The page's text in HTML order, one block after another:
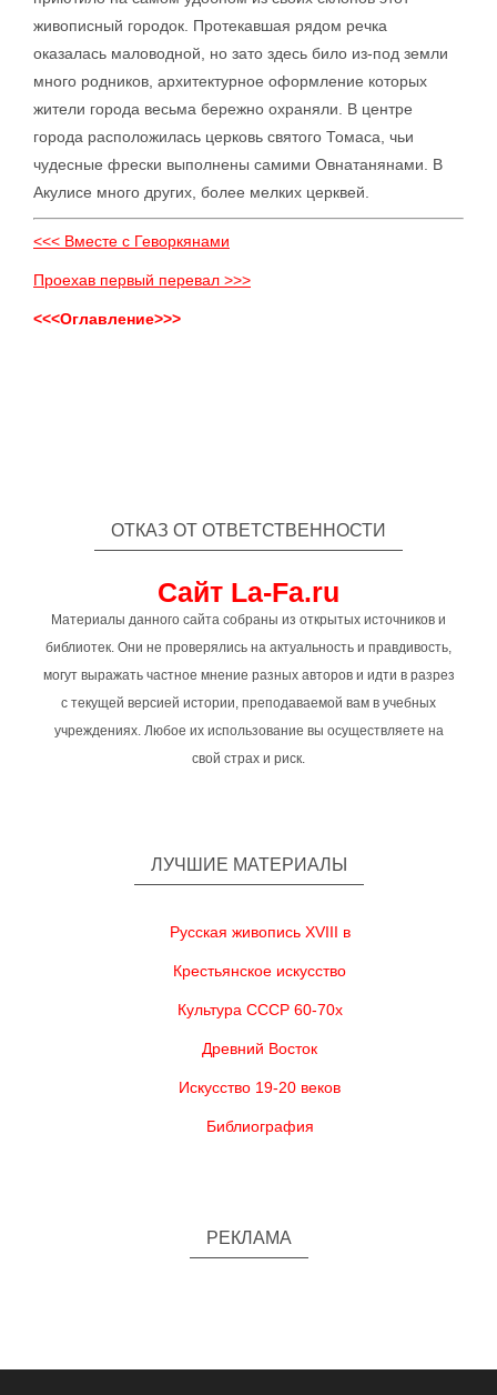
живописный городок. Протекавшая рядом речка
оказалась маловодной, но зато здесь било из-под земли
много родников, архитектурное оформление которых
жители города весьма бережно охраняли. В центре
города расположилась церковь святого Томаса, чьи
чудесные фрески выполнены самими Овнатанянами. В
Акулисе много других, более мелких церквей.
<<< Вместе с Геворкянами
Проехав первый перевал >>>
<<<Оглавление>>>
ОТКАЗ ОТ ОТВЕТСТВЕННОСТИ
Сайт La-Fa.ru
Материалы данного сайта собраны из открытых источников и
библиотек. Они не проверялись на актуальность и правдивость,
могут выражать частное мнение разных авторов и идти в разрез
с текущей версией истории, преподаваемой вам в учебных
учреждениях. Любое их использование вы осуществляете на
свой страх и риск.
ЛУЧШИЕ МАТЕРИАЛЫ
Русская живопись XVIII в
Крестьянское искусство
Культура СССР 60-70х
Древний Восток
Искусство 19-20 веков
Библиография
РЕКЛАМА